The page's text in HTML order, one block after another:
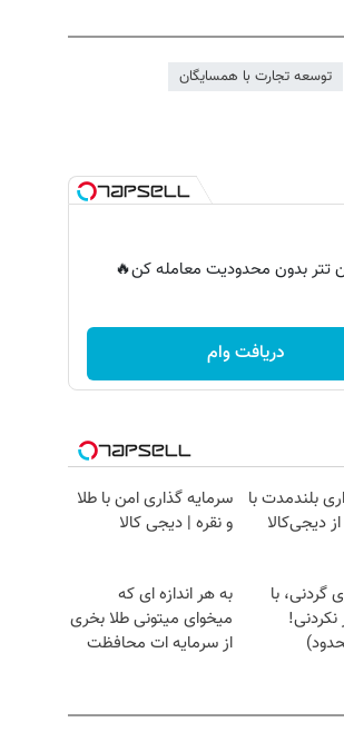
توسعه تجارت با همسایگان
تتر بدون محدودیت معامله کن🔥
دریافت وام
بلندمدت با
دیجی‌کالا
سرمایه گذاری امن با طلا
و نقره | دیجی کالا
گردنی، با
نکردنی!
به هر اندازه ای که
میخوای میتونی طلا بخری
از سرمایه ات محافظت